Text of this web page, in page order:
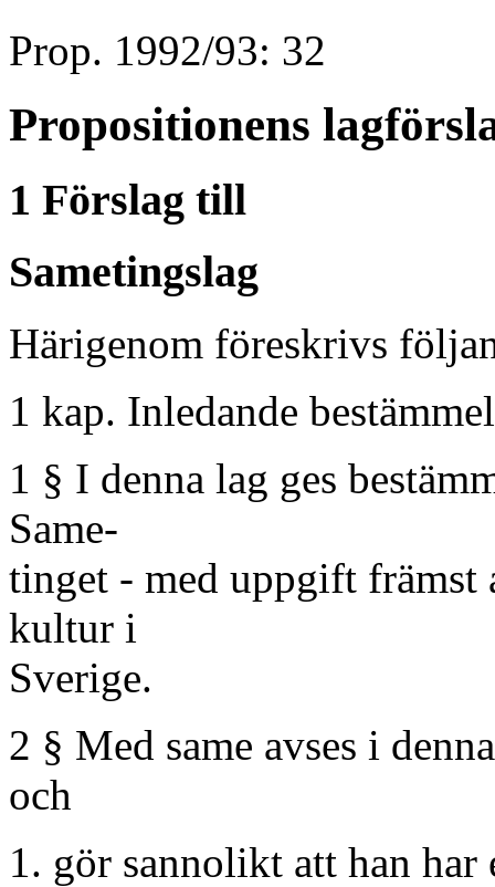
Prop. 1992/93: 32
Propositionens
1 Förslag till
Sametingslag
Härigenom föreskrivs
1 kap. Inledande
1 § I denna lag ges
Same-
tinget - med uppgift främst
kultur i
Sverige.
2 § Med same avses i
och
1. gör sannolikt att han